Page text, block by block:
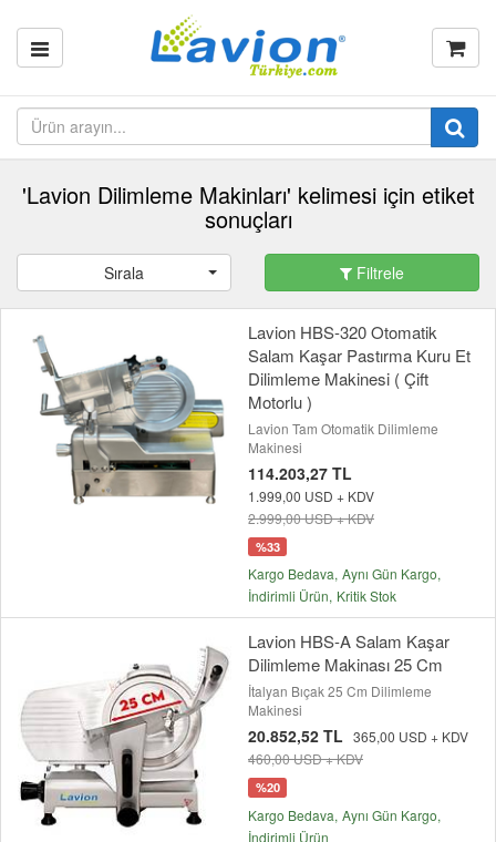
'Lavion Dilimleme Makinları' kelimesi için etiket
sonuçları
Sırala Filtrele
Lavion HBS-320 Otomatik
Salam Kaşar Pastırma Kuru Et
Dilimleme Makinesi ( Çift
Motorlu )
Lavion Tam Otomatik Dilimleme
Makinesi
114.203,27 TL
1.999,00 USD + KDV
2.999,00 USD + KDV
%33
Kargo Bedava Aynı Gün Kargo
İndirimli Ürün Kritik Stok
Lavion HBS-A Salam Kaşar
Dilimleme Makinası 25 Cm
İtalyan Bıçak 25 Cm Dilimleme
Makinesi
20.852,52 TL 365,00 USD + KDV
460,00 USD + KDV
%20
Kargo Bedava Aynı Gün Kargo
İndirimli Ürün